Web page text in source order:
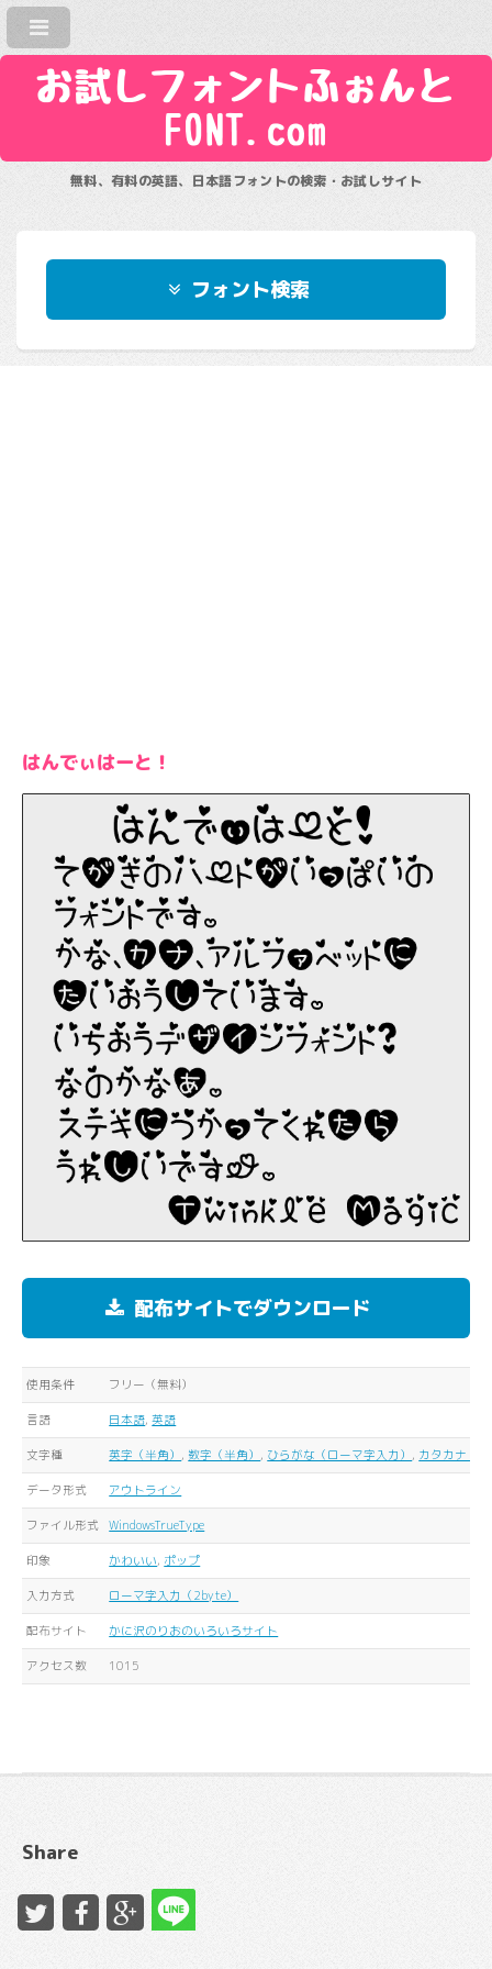
お試しフォントふぉんと
FONT.com
無料、有料の英語、日本語フォントの検索・お試しサイト
フォント検索
はんでぃはーと！
配布サイトでダウンロード
使用条件 フリー（無料）
言語 日本語,英語
文字種 英字（半角） , 数字（半角） , ひらがな（ローマ字入力） , カタカナ（
データ形式 アウトライン
ファイル形式 WindowsTrueType
印象 かわいい, ポップ
入力方式 ローマ字入力（2byte）
配布サイト かに沢のりおのいろいろサイト
アクセス数 1015
Share